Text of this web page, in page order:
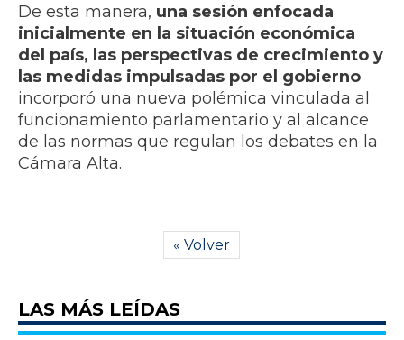
De esta manera, una sesión enfocada
inicialmente en la situación económica
del país, las perspectivas de crecimiento y
las medidas impulsadas por el gobierno
incorporó una nueva polémica vinculada al
funcionamiento parlamentario y al alcance
de las normas que regulan los debates en la
Cámara Alta.
« Volver
LAS MÁS LEÍDAS